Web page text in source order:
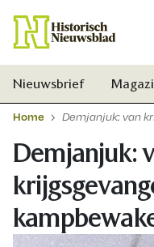
Nieuwsbrief
Home Demjanjuk: van
Demjanjuk: